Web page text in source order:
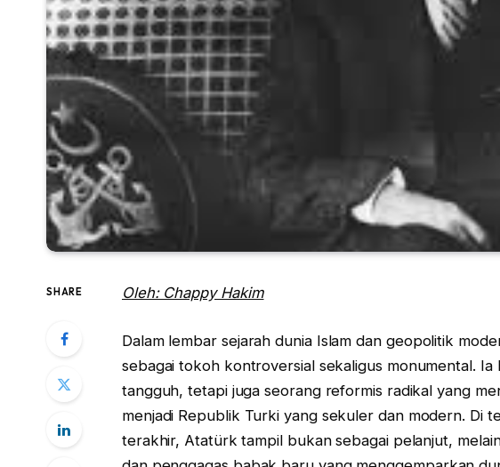
SHARE Oleh: Chappy Hakim
Dalam lembar sejarah dunia Islam dan geopolitik
sebagai tokoh kontroversial sekaligus monumental.
tangguh, tetapi juga seorang reformis radikal yang
menjadi Republik Turki yang sekuler dan modern. Di
terakhir, Atatürk tampil bukan sebagai pelanjut,